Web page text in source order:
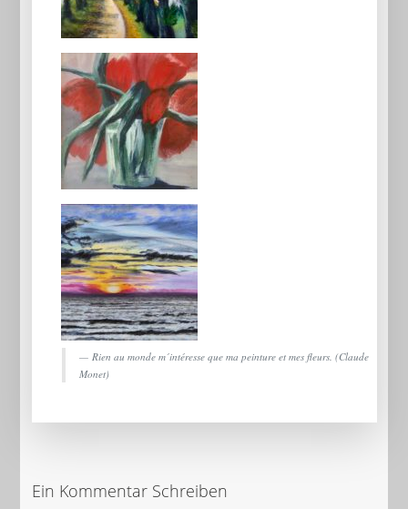
Rien au monde m´intéresse que ma peinture et mes fleurs. (Claude
Monet)
Ein Kommentar Schreiben